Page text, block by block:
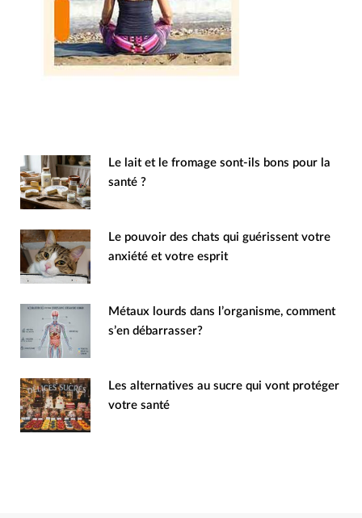
Le lait et le fromage sont-ils bons pour la
santé ?
Le pouvoir des chats qui guérissent votre
anxiété et votre esprit
Métaux lourds dans l’organisme, comment
s’en débarrasser?
Les alternatives au sucre qui vont protéger
votre santé